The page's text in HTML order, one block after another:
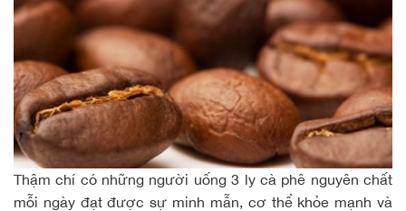
Thậm chí có những người uống 3 ly cà phê nguyên chất
mỗi ngày đạt được sự minh mẫn, cơ thể khỏe mạnh và